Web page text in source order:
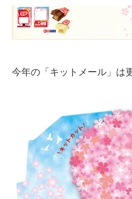
今年の「キットメール」は